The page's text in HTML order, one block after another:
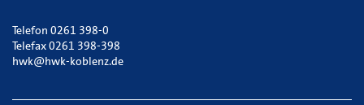
Telefon 0261 398-0
Telefax 0261 398-398
hwk@hwk-koblenz.de